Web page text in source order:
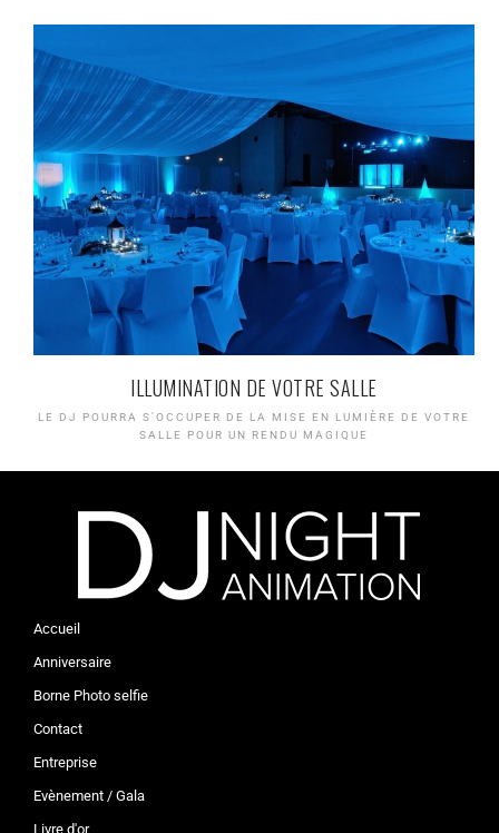
ILLUMINATION DE VOTRE SALLE
LE DJ POURRA S'OCCUPER DE LA MISE EN LUMIÈRE DE VOTRE
SALLE POUR UN RENDU MAGIQUE
Accueil
Anniversaire
Borne Photo selfie
Contact
Entreprise
Evènement / Gala
Livre d'or